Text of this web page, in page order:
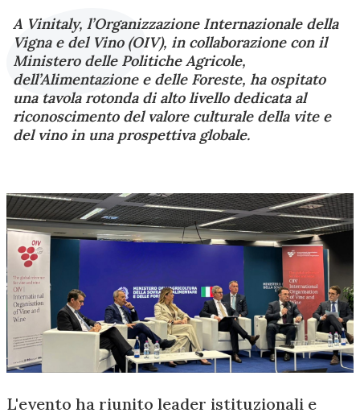
A Vinitaly, l’Organizzazione Internazionale della
Vigna e del Vino (OIV), in collaborazione con il
Ministero delle Politiche Agricole,
dell’Alimentazione e delle Foreste, ha ospitato
una tavola rotonda di alto livello dedicata al
riconoscimento del valore culturale della vite e
del vino in una prospettiva globale.
L'evento ha riunito leader istituzionali e